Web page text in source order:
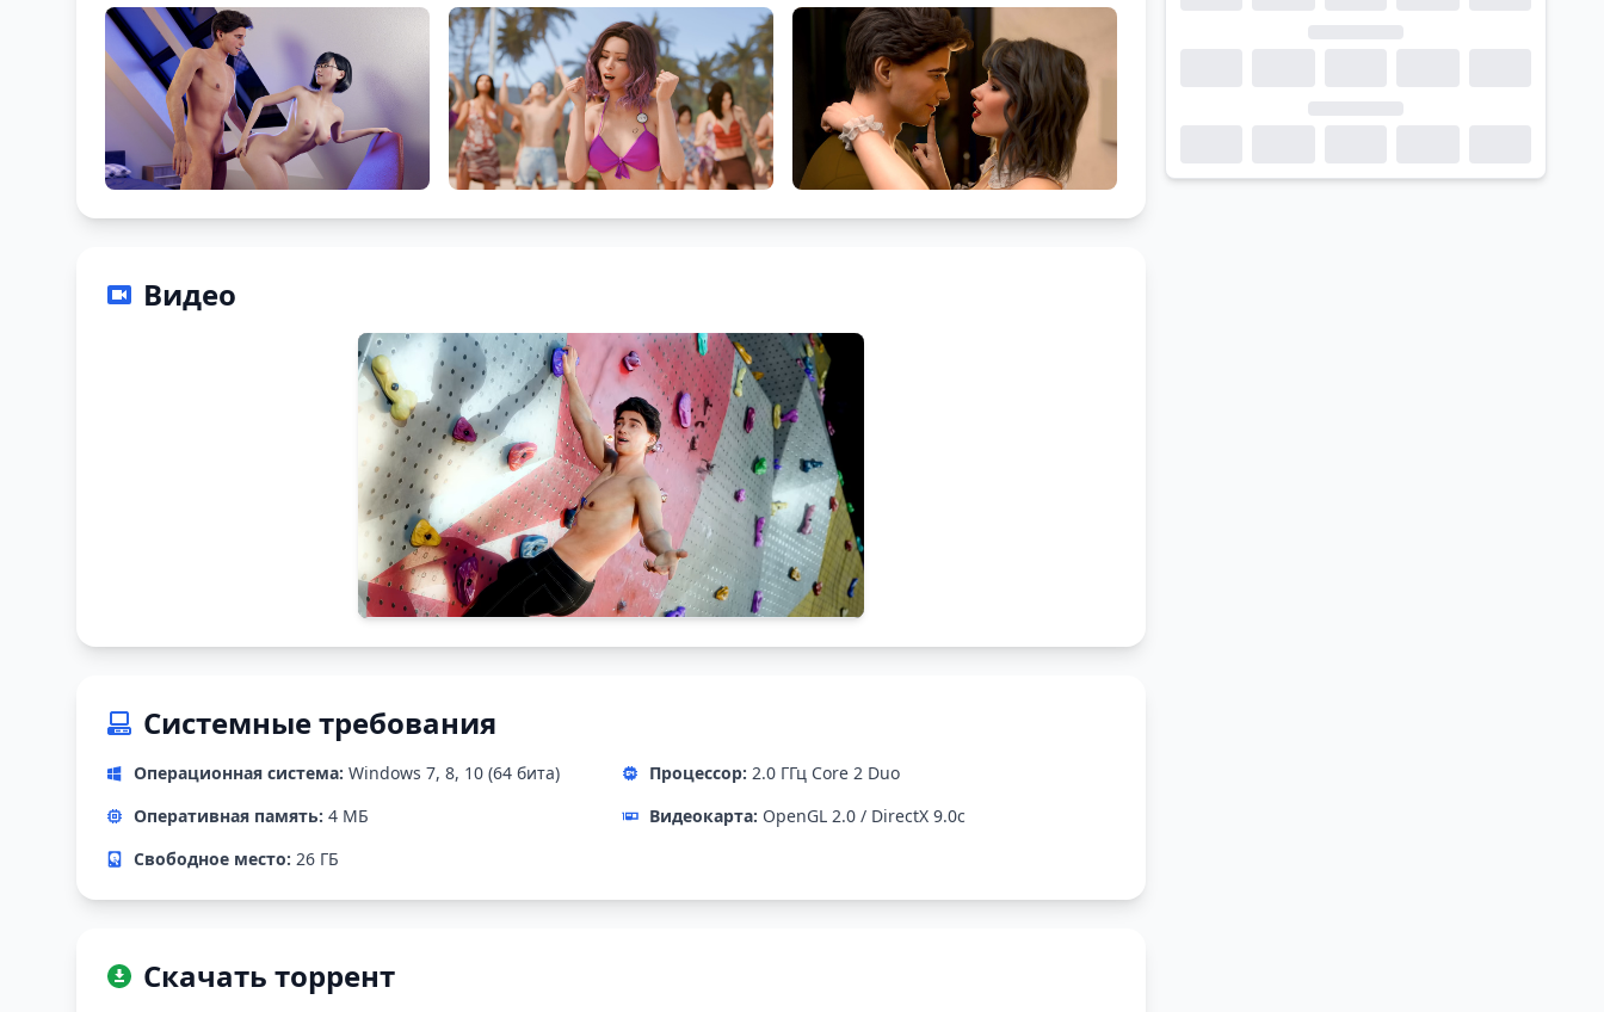
Видео
Системные требования
Операционная система: Windows 7, 8, 10 (64 бита) Процессор: 2.0 ГГц Core 2 Duo
Оперативная память: 4 МБ Видеокарта: OpenGL 2.0 / DirectX 9.0c
Свободное место: 26 ГБ
Скачать торрент